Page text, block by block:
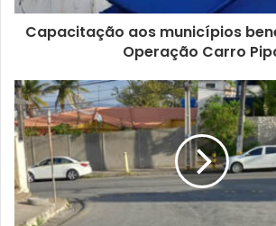
Capacitação aos municípios
Operação Carro